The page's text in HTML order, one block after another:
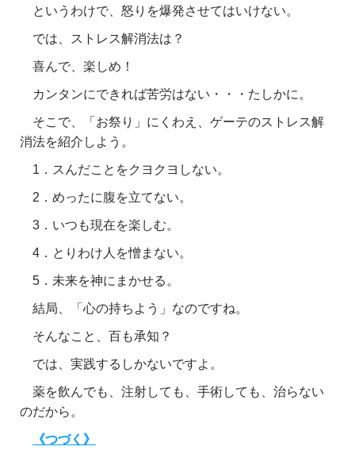
というわけで、怒りを爆発させてはいけない。
では、ストレス解消法は？
喜んで、楽しめ！
カンタンにできれば苦労はない・・・たしかに。
そこで、「お祭り」にくわえ、ゲーテのストレス解
消法を紹介しよう。
1．スんだことをクヨクヨしない。
2．めったに腹を立てない。
3．いつも現在を楽しむ。
4．とりわけ人を憎まない。
5．未来を神にまかせる。
結局、「心の持ちよう」なのですね。
そんなこと、百も承知？
では、実践するしかないですよ。
薬を飲んでも、注射しても、手術しても、治らない
のだから。
《つづく》